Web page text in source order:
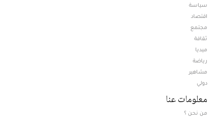
سياسة
اقتصاد
مجتمع
ثقافة
ميديا
رياضة
مشاهير
دولي
معلومات عنا
من نحن ؟